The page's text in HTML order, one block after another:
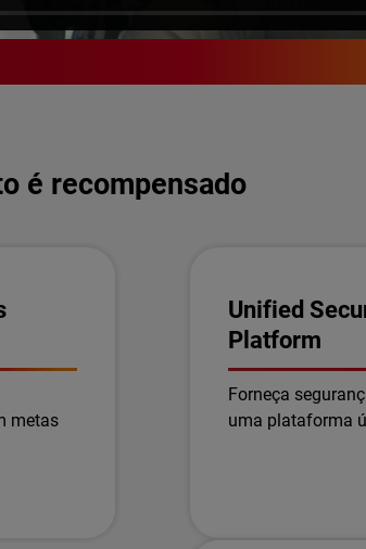
é recompensado
metas
Unified
Platform
Forneça
uma plataforma